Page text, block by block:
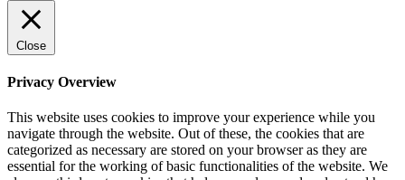
Close
Privacy Overview
This website uses cookies to improve your experience while you
navigate through the website. Out of these, the cookies that are
categorized as necessary are stored on your browser as they are
essential for the working of basic functionalities of the website. We